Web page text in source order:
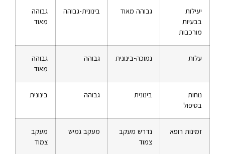
יעילות
בבעיות
מורכבות
גבוהה מאוד בינונית-גבוהה
גבוהה
מאוד
עלות נמוכה-בינונית גבוהה
גבוהה
מאוד
נוחות
בטיפול
בינונית גבוהה בינונית
זמינות רופא
נדרש מעקב
צמוד
מעקב גמיש
מעקב
צמוד